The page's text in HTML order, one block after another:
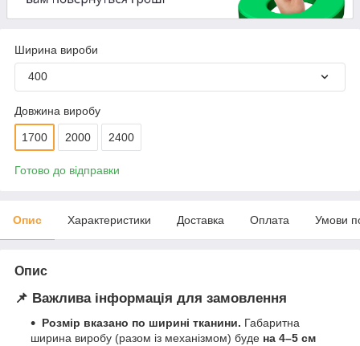
Ширина вироби
400
Довжина виробу
1700 2000 2400
Готово до відправки
Опис Характеристики Доставка Оплата Умови
Опис
📌 Важлива інформація для замовлення
Розмір вказано по ширині тканини. Габаритна
ширина виробу (разом із механізмом) буде на 4–5 см